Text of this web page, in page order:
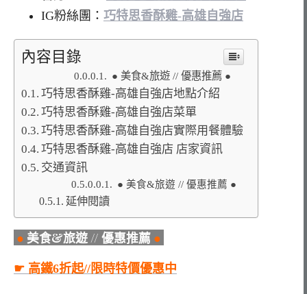
IG粉絲團： 巧特思香酥雞-高雄自強店
內容目錄
● 美食&旅遊 // 優惠推薦 ●
巧特思香酥雞-高雄自強店地點介紹
巧特思香酥雞-高雄自強店菜單
巧特思香酥雞-高雄自強店實際用餐體驗
巧特思香酥雞-高雄自強店 店家資訊
交通資訊
● 美食&旅遊 // 優惠推薦 ●
延伸閱讀
● 美食&旅遊 // 優惠推薦 ●
☛ 高鐵6折起//限時特價優惠中